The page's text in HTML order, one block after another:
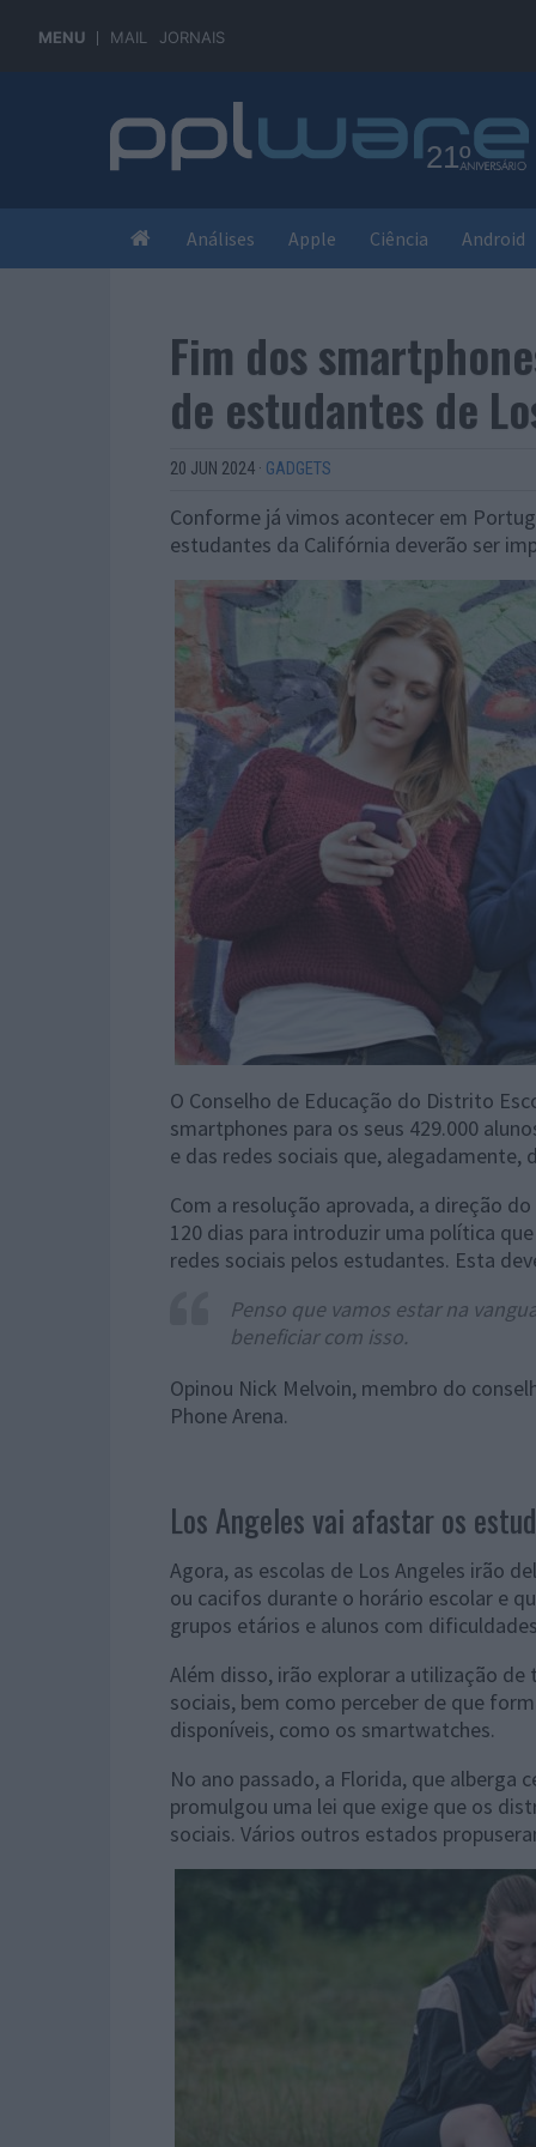
MENU MAIL JORNAIS
Análises Apple Ciência Android
Fim dos
de estudantes de
20 JUN 2024 · GADGETS
Conforme já vimos acontecer em
estudantes da Califórnia deverão ser
O Conselho de Educação do Distrito
smartphones para os seus 429.000
e das redes sociais que,
Com a resolução aprovada, a direção
120 dias para introduzir uma política
redes sociais pelos estudantes. Esta
Penso que vamos estar na
beneficiar com isso.
Opinou Nick Melvoin, membro do
Phone Arena.
Los Angeles vai afastar os
Agora, as escolas de Los Angeles irão
ou cacifos durante o horário escolar e
grupos etários e alunos com
Além disso, irão explorar a utilização
sociais, bem como perceber de que
disponíveis, como os smartwatches.
No ano passado, a Florida, que alberga
promulgou uma lei que exige que os
sociais. Vários outros estados